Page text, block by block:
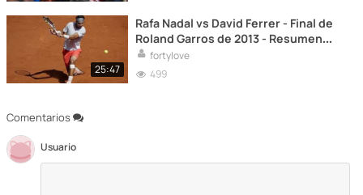
Comentarios
Usuario
25:47
Rafa Nadal vs David Ferrer - Final de
Roland Garros de 2013 - Resumen
Completo
fortylove
499